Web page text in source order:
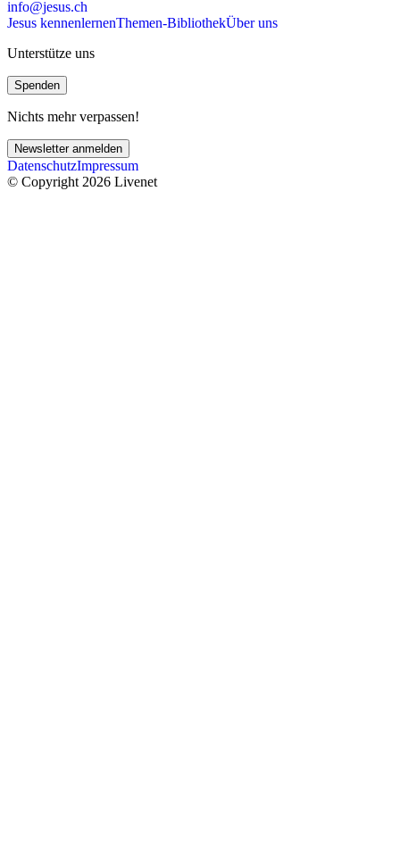
info@jesus.ch
Jesus kennenlernenThemen-BibliothekÜber uns
Unterstütze uns
Spenden
Nichts mehr verpassen!
Newsletter anmelden
DatenschutzImpressum
© Copyright 2026 Livenet